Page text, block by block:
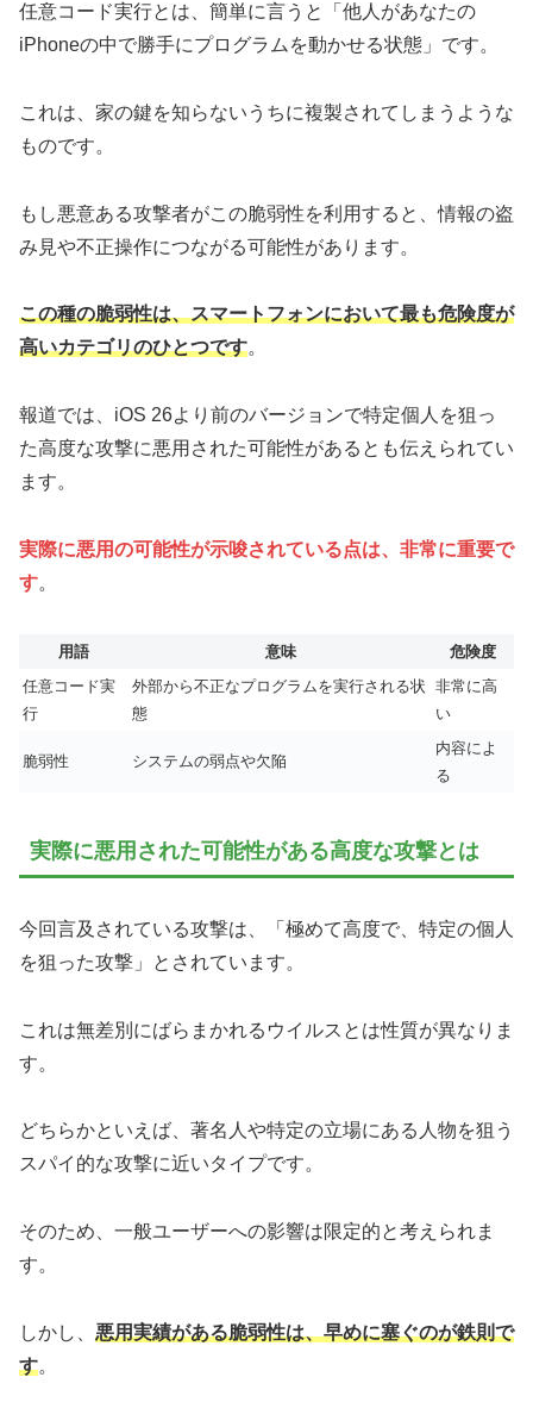
任意コード実行とは、簡単に言うと「他人があなたの
iPhoneの中で勝手にプログラムを動かせる状態」です。
これは、家の鍵を知らないうちに複製されてしまうような
ものです。
もし悪意ある攻撃者がこの脆弱性を利用すると、情報の盗
み見や不正操作につながる可能性があります。
この種の脆弱性は、スマートフォンにおいて最も危険度が
高いカテゴリのひとつです。
報道では、iOS 26より前のバージョンで特定個人を狙っ
た高度な攻撃に悪用された可能性があるとも伝えられてい
ます。
実際に悪用の可能性が示唆されている点は、非常に重要で
す。
用語 意味
危険度
任意コード実
行
外部から不正なプログラムを実行される状
態
非常に高
い
脆弱性 システムの弱点や欠陥
内容によ
る
実際に悪用された可能性がある高度な攻撃とは
今回言及されている攻撃は、「極めて高度で、特定の個人
を狙った攻撃」とされています。
これは無差別にばらまかれるウイルスとは性質が異なりま
す。
どちらかといえば、著名人や特定の立場にある人物を狙う
スパイ的な攻撃に近いタイプです。
そのため、一般ユーザーへの影響は限定的と考えられま
す。
しかし、 悪用実績がある脆弱性は、早めに塞ぐのが鉄則で
す。